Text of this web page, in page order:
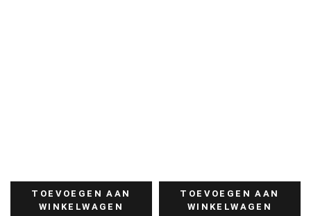
TOEVOEGEN AAN
WINKELWAGEN
TOEVOEGEN AAN
WINKELWAGEN